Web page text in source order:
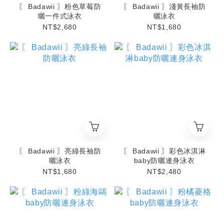
〖 Badawii 〗粉色草莓防
曬一件式泳衣
NT$2,680
〖 Badawii 〗淺黃長袖防
曬泳衣
NT$1,680
〖 Badawii 〗亮綠長袖防
曬泳衣
NT$1,680
〖 Badawii 〗彩色冰淇淋
baby防曬連身泳衣
NT$2,480